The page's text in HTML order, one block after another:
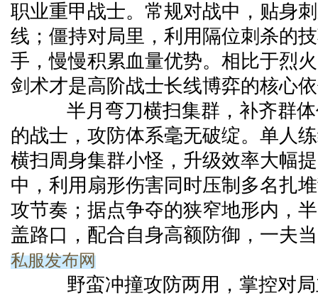
职业重甲战士。常规对战中，贴身
线；僵持对局里，利用隔位刺杀的
手，慢慢积累血量优势。相比于烈
剑术才是高阶战士长线博弈的核心
半月弯刀横扫集群，补齐群体
的战士，攻防体系毫无破绽。单人
横扫周身集群小怪，升级效率大幅
中，利用扇形伤害同时压制多名扎
攻节奏；据点争夺的狭窄地形内，
盖路口，配合自身高额防御，一夫
私服发布网
野蛮冲撞攻防两用，掌控对局